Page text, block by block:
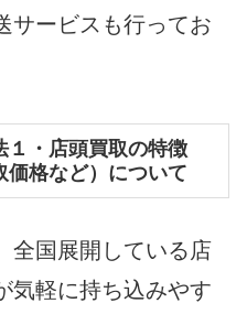
サービスも行ってお
１・店頭買取の特徴
価格など）について
全国展開している店
気軽に持ち込みやす